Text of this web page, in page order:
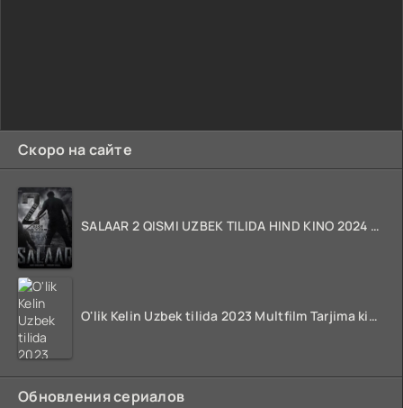
Скоро на сайте
SALAAR 2 QISMI UZBEK TILIDA HIND KINO 2024 TARJIMA 720p HD Skachat
O'lik Kelin Uzbek tilida 2023 Multfilm Tarjima kino skachat
Обновления сериалов